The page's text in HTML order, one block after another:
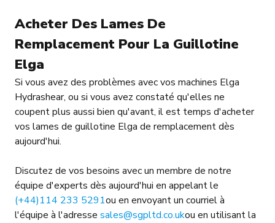
Acheter Des Lames De
Remplacement Pour La Guillotine
Elga
Si vous avez des problèmes avec vos machines Elga
Hydrashear, ou si vous avez constaté qu'elles ne
coupent plus aussi bien qu'avant, il est temps d'acheter
vos lames de guillotine Elga de remplacement dès
aujourd'hui.
Discutez de vos besoins avec un membre de notre
équipe d'experts dès aujourd'hui en appelant le
(+44)114 233 5291ou en envoyant un courriel à
l'équipe à l'adresse sales@sgpltd.co.ukou en utilisant la